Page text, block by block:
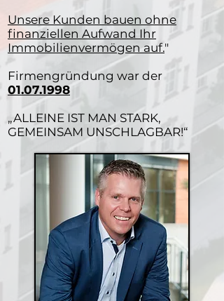
Unsere Kunden bauen ohne
finanziellen Aufwand Ihr
Immobilienvermögen auf."
Firmengründung war der
01.07.1998
„ALLEINE IST MAN STARK,
GEMEINSAM UNSCHLAGBAR!“